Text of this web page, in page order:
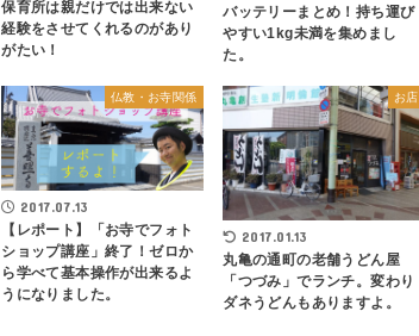
保育所は親だけでは出来ない
経験をさせてくれるのがあり
がたい！
バッテリーまとめ！持ち運び
やすい1kg未満を集めまし
た。
仏教・お寺関係
2017.07.13
【レポート】「お寺でフォト
ショップ講座」終了！ゼロか
ら学べて基本操作が出来るよ
うになりました。
お店
2017.01.13
丸亀の通町の老舗うどん屋
「つづみ」でランチ。変わり
ダネうどんもありますよ。